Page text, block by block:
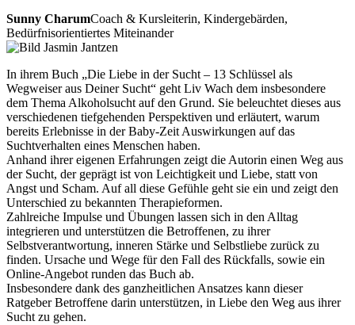
Sunny CharumCoach & Kursleiterin, Kindergebärden,
Bedürfnisorientiertes Miteinander
In ihrem Buch „Die Liebe in der Sucht – 13 Schlüssel als
Wegweiser aus Deiner Sucht“ geht Liv Wach dem insbesondere
dem Thema Alkoholsucht auf den Grund. Sie beleuchtet dieses aus
verschiedenen tiefgehenden Perspektiven und erläutert, warum
bereits Erlebnisse in der Baby-Zeit Auswirkungen auf das
Suchtverhalten eines Menschen haben.
Anhand ihrer eigenen Erfahrungen zeigt die Autorin einen Weg aus
der Sucht, der geprägt ist von Leichtigkeit und Liebe, statt von
Angst und Scham. Auf all diese Gefühle geht sie ein und zeigt den
Unterschied zu bekannten Therapieformen.
Zahlreiche Impulse und Übungen lassen sich in den Alltag
integrieren und unterstützen die Betroffenen, zu ihrer
Selbstverantwortung, inneren Stärke und Selbstliebe zurück zu
finden. Ursache und Wege für den Fall des Rückfalls, sowie ein
Online-Angebot runden das Buch ab.
Insbesondere dank des ganzheitlichen Ansatzes kann dieser
Ratgeber Betroffene darin unterstützen, in Liebe den Weg aus ihrer
Sucht zu gehen.